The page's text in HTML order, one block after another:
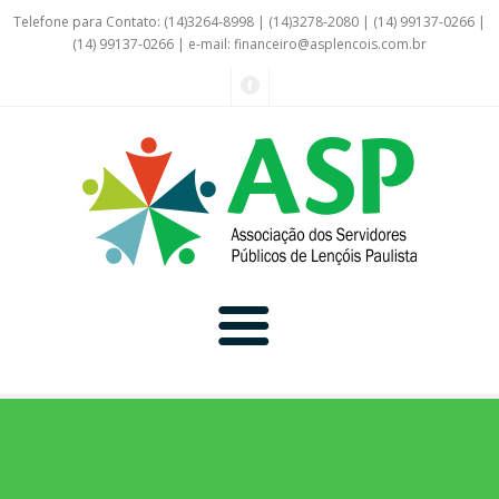
Telefone para Contato: (14)3264-8998 | (14)3278-2080 | (14) 99137-0266 |
(14) 99137-0266 | e-mail: financeiro@asplencois.com.br
Convênio Online